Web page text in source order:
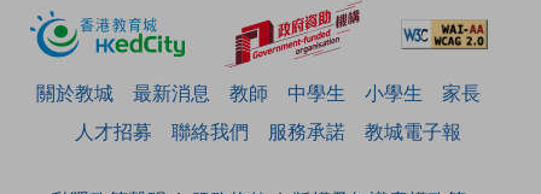
關於教城 最新消息 教師 中學生 小學生
家長
人才招募
聯絡我們 服務承諾 教城電子報